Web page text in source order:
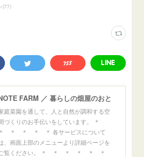
(77)
FARM ／ 暮らしの畑屋のおと
庭菜園を通して、人と自然が調和する空
づくりのお手伝いをしています。 ＊
＊ ＊ ＊ ＊ ＊ 各サービスについて
、画面上部のメニューより詳細ページを
ご覧ください。 ＊ ＊ ＊ ＊ ＊ ＊